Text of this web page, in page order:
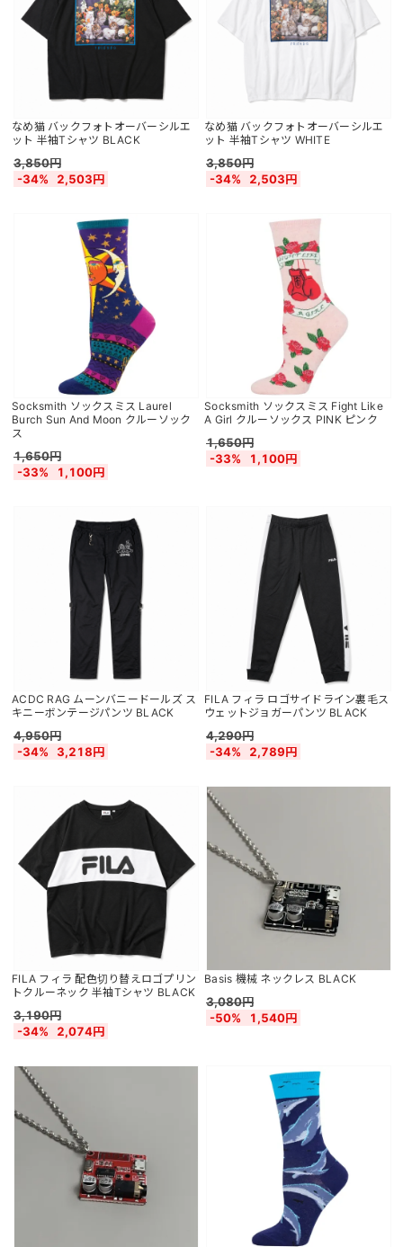
なめ猫 バックフォトオーバーシルエ
ット 半袖Tシャツ BLACK
3,850円
-34%
2,503円
なめ猫 バックフォトオーバーシルエ
ット 半袖Tシャツ WHITE
3,850円
-34%
2,503円
Socksmith ソックスミス Laurel
Burch Sun And Moon クルーソック
ス
1,650円
-33%
1,100円
Socksmith ソックスミス Fight Like
A Girl クルーソックス PINK ピンク
1,650円
-33%
1,100円
ACDC RAG ムーンバニードールズ ス
キニーボンテージパンツ BLACK
4,950円
-34%
3,218円
FILA フィラ ロゴサイドライン裏毛ス
ウェットジョガーパンツ BLACK
4,290円
-34%
2,789円
FILA フィラ 配色切り替えロゴプリン
トクルーネック 半袖Tシャツ BLACK
3,190円
-34%
2,074円
Basis 機械 ネックレス BLACK
3,080円
-50%
1,540円